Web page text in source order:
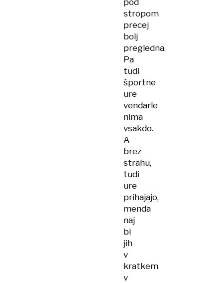
pod
stropom
precej
bolj
pregledna.
Pa
tudi
športne
ure
vendarle
nima
vsakdo.
A
brez
strahu,
tudi
ure
prihajajo,
menda
naj
bi
jih
v
kratkem
v